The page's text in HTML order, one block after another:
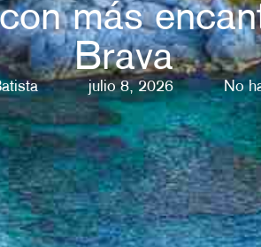
más
Brava
julio 8, 2026 No